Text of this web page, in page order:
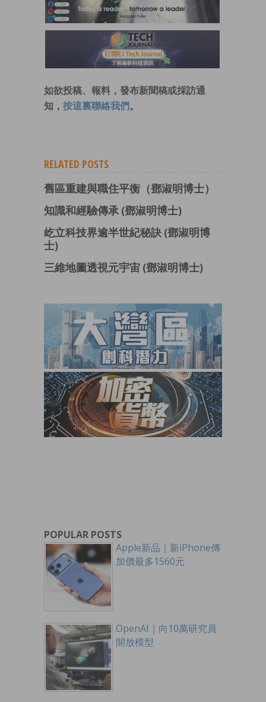
如欲投稿、報料，發布新聞稿或採訪通
知， 按這裏聯絡我們 。
RELATED POSTS
舊區重建與職住平衡（鄧淑明博士）
知識和經驗傳承 (鄧淑明博士)
屹立科技界逾半世紀秘訣 (鄧淑明博
士)
三維地圖透視元宇宙 (鄧淑明博士)
POPULAR POSTS
Apple新品｜新iPhone傳
加價最多1560元
OpenAI｜向10萬研究員
開放模型